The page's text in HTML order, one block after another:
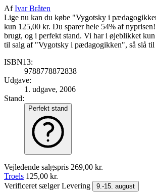
AfIvar Bråten
Lige nu kan du købe "Vygotsky i
kun 125,00 kr. Du sparer hele 54% af
brugt, og i perfekt stand. Vi har i øjeblikket kun
til salg af "Vygotsky i pædagogikken", så slå til
ISBN13:
9788778872838
Udgave:
1. udgave, 2006
Stand:
Perfekt stand
Vejledende salgspris 269,00 kr.
Troels 125,00 kr.
Verificeret sælgerLevering 9.-15. august